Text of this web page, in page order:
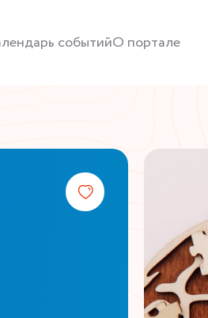
событийО портале